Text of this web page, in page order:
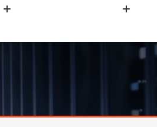
호남권연구본부
연구원 고
주요업무